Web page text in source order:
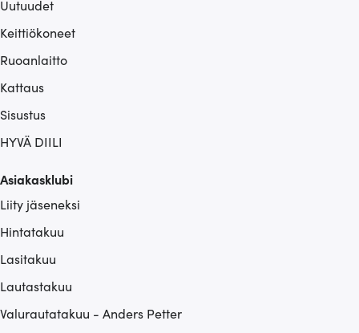
Uutuudet
Keittiökoneet
Ruoanlaitto
Kattaus
Sisustus
HYVÄ DIILI
Asiakasklubi
Liity jäseneksi
Hintatakuu
Lasitakuu
Lautastakuu
Valurautatakuu - Anders Petter